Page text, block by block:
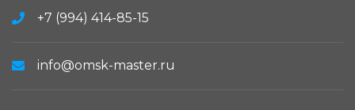
+7 (994) 414-85-15
info@omsk-master.ru